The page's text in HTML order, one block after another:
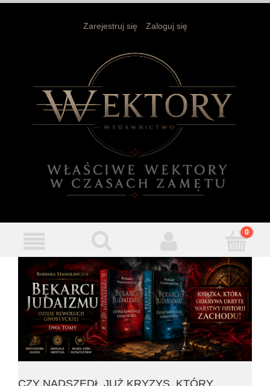
Zarejestruj się Zaloguj się
CZY NADSZEDŁ JUŻ KRYZYS, KTÓRY